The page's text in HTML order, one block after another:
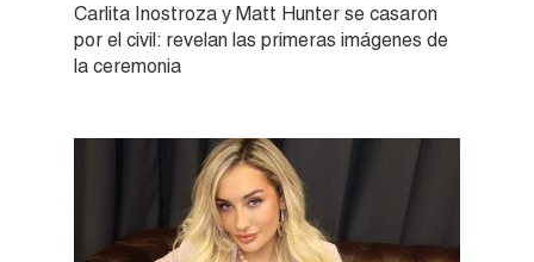
Carlita Inostroza y Matt Hunter se casaron
por el civil: revelan las primeras imágenes de
la ceremonia